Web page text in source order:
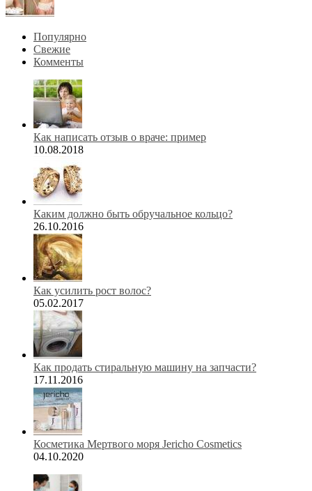
Популярно
Свежие
Комменты
Как написать отзыв о враче: пример
10.08.2018
Каким должно быть обручальное кольцо?
26.10.2016
Как усилить рост волос?
05.02.2017
Как продать стиральную машину на запчасти?
17.11.2016
Косметика Мертвого моря Jericho Cosmetics
04.10.2020